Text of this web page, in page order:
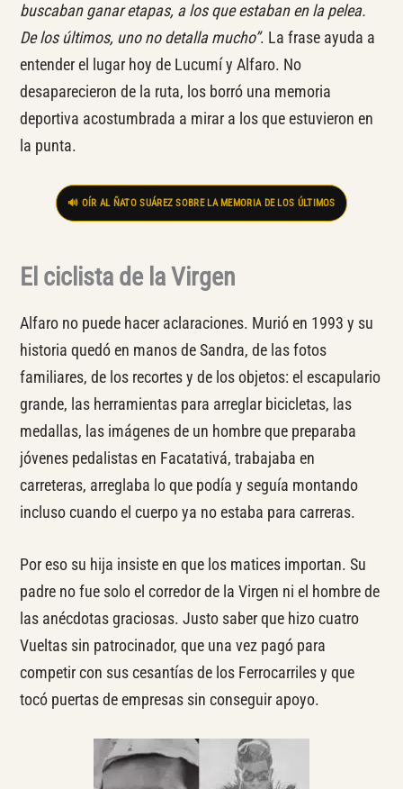
buscaban ganar etapas, a los que estaban en la pelea.
De los últimos, uno no detalla mucho”. La frase ayuda a
entender el lugar hoy de Lucumí y Alfaro. No
desaparecieron de la ruta, los borró una memoria
deportiva acostumbrada a mirar a los que estuvieron en
la punta.
🔊 OÍR AL ÑATO SUÁREZ SOBRE LA MEMORIA DE LOS ÚLTIMOS
El ciclista de la Virgen
Alfaro no puede hacer aclaraciones. Murió en 1993 y su
historia quedó en manos de Sandra, de las fotos
familiares, de los recortes y de los objetos: el escapulario
grande, las herramientas para arreglar bicicletas, las
medallas, las imágenes de un hombre que preparaba
jóvenes pedalistas en Facatativá, trabajaba en
carreteras, arreglaba lo que podía y seguía montando
incluso cuando el cuerpo ya no estaba para carreras.
Por eso su hija insiste en que los matices importan. Su
padre no fue solo el corredor de la Virgen ni el hombre de
las anécdotas graciosas. Justo saber que hizo cuatro
Vueltas sin patrocinador, que una vez pagó para
competir con sus cesantías de los Ferrocarriles y que
tocó puertas de empresas sin conseguir apoyo.